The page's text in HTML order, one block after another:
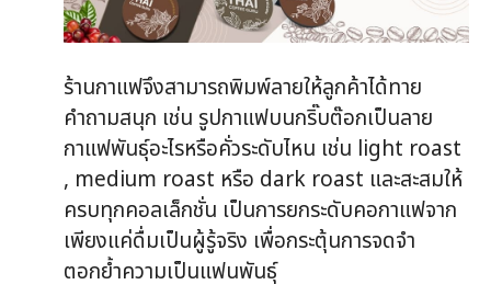
ร้านกาแฟจึงสามารถพิมพ์ลายให้ลูกค้าได้ทาย
คำถามสนุก เช่น รูปกาแฟบนกริ๊บต๊อกเป็นลาย
กาแฟพันธุ์อะไรหรือคั่วระดับไหน เช่น light roast
, medium roast หรือ dark roast และสะสมให้
ครบทุกคอลเล็กชั่น เป็นการยกระดับคอกาแฟจาก
เพียงแค่ดื่มเป็นผู้รู้จริง เพื่อกระตุ้นการจดจำ
ตอกย้ำความเป็นแฟนพันธุ์